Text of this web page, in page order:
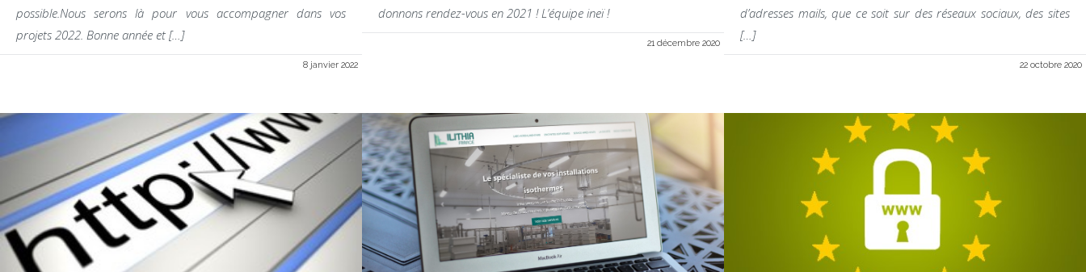
possible.Nous serons là pour vous accompagner dans vos
projets 2022. Bonne année et […]
8 janvier 2022
donnons rendez-vous en 2021 ! L’équipe ineï !
21 décembre 2020
d’adresses mails, que ce soit sur des réseaux sociaux, des sites
[…]
22 octobre 2020